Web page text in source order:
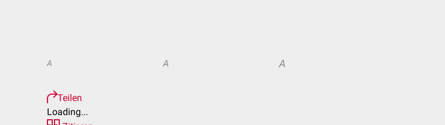
A A A
Teilen
Loading...